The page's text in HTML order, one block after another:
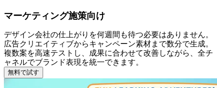
マーケティング施策向け
デザイン会社の仕上がりを何週間も待つ必要はありません。
広告クリエイティブからキャンペーン素材まで数分で生成。
複数案を高速テストし、成果に合わせて改善しながら、全チ
ャネルでブランド表現を統一できます。
無料で試す